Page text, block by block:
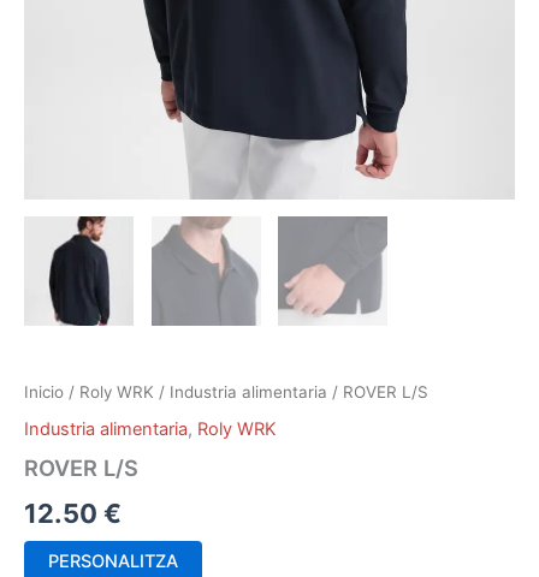
Inicio / Roly WRK / Industria alimentaria / ROVER L/S
Industria alimentaria, Roly WRK
ROVER L/S
12.50 €
PERSONALITZA